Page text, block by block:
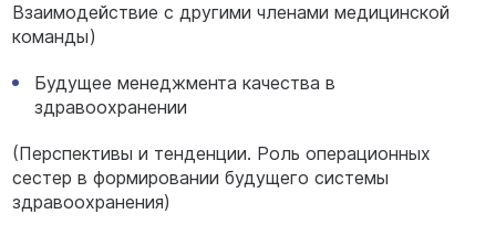
Взаимодействие с другими членами медицинской
команды)
Будущее менеджмента качества в
здравоохранении
(Перспективы и тенденции. Роль операционных
сестер в формировании будущего системы
здравоохранения)